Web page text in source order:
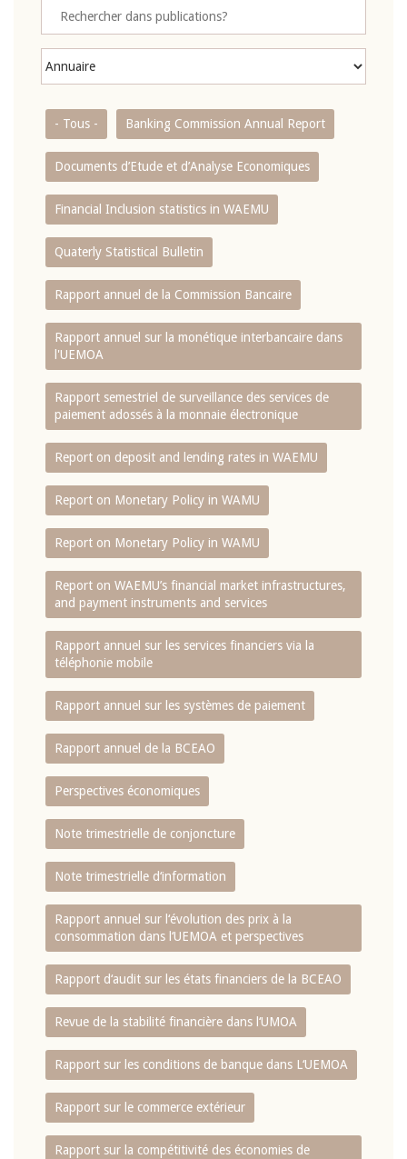
- Tous - Banking Commission Annual Report
Documents d’Etude et d’Analyse Economiques
Financial Inclusion statistics in WAEMU
Quaterly Statistical Bulletin
Rapport annuel de la Commission Bancaire
Rapport annuel sur la monétique interbancaire dans
l'UEMOA
Rapport semestriel de surveillance des services de
paiement adossés à la monnaie électronique
Report on deposit and lending rates in WAEMU
Report on Monetary Policy in WAMU
Report on Monetary Policy in WAMU
Report on WAEMU’s financial market infrastructures,
and payment instruments and services
Rapport annuel sur les services financiers via la
téléphonie mobile
Rapport annuel sur les systèmes de paiement
Rapport annuel de la BCEAO
Perspectives économiques
Note trimestrielle de conjoncture
Note trimestrielle d‘information
Rapport annuel sur l‘évolution des prix à la
consommation dans l‘UEMOA et perspectives
Rapport d‘audit sur les états financiers de la BCEAO
Revue de la stabilité financière dans l‘UMOA
Rapport sur les conditions de banque dans L‘UEMOA
Rapport sur le commerce extérieur
Rapport sur la compétitivité des économies de